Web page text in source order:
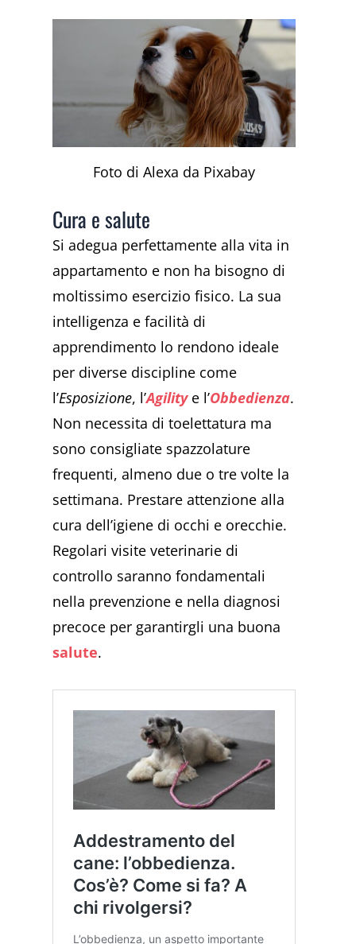
Foto di Alexa da Pixabay
Cura e salute
Si adegua perfettamente alla vita in
appartamento e non ha bisogno di
moltissimo esercizio fisico. La sua
intelligenza e facilità di
apprendimento lo rendono ideale
per diverse discipline come
l’Esposizione, l’Agilitye l’Obbedienza.
Non necessita di toelettatura ma
sono consigliate spazzolature
frequenti, almeno due o tre volte la
settimana. Prestare attenzione alla
cura dell’igiene di occhi e orecchie.
Regolari visite veterinarie di
controllo saranno fondamentali
nella prevenzione e nella diagnosi
precoce per garantirgli una buona
salute.